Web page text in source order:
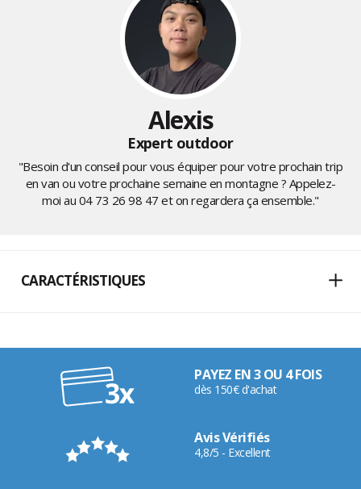
Alexis
Expert outdoor
"Besoin d'un conseil pour vous équiper pour votre prochain trip
en van ou votre prochaine semaine en montagne ? Appelez-
moi au 04 73 26 98 47 et on regardera ça ensemble."
CARACTÉRISTIQUES
PAYEZ EN 3 OU 4 FOIS
dès 150€ d'achat
Avis Vérifiés
4,8/5 - Excellent